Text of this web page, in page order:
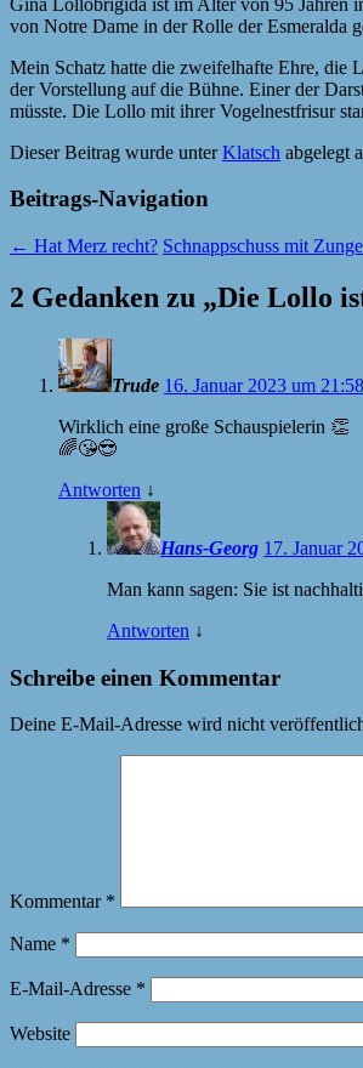
von Notre Dame in der Rolle der Esmeralda
Mein Schatz hatte die zweifelhafte Ehre, die
der Vorstellung auf die Bühne. Einer der
müsste. Die Lollo mit ihrer Vogelnestfrisur
Dieser Beitrag wurde unterKlatsch abgelegt
Beitrags-Navigation
← Hat Merz recht? Schnappschuss mit Zunge
2 Gedanken zu „Die Lollo
Trude 16. Januar 2023 um 21:58
Wirklich eine große Schauspielerin 👏
🌈😘😎
Antworten ↓
Hans-Georg 17. Januar
Man kann sagen: Sie ist
Antworten ↓
Schreibe einen Kommentar
Deine E-Mail-Adresse wird nicht
Kommentar *
Name *
E-Mail-Adresse *
Website